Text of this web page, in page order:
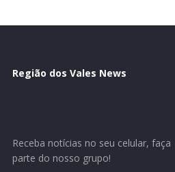
Região dos Vales News
Receba notícias no seu celular, faça
parte do nosso grupo!